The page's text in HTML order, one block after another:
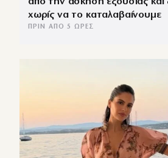
χωρίς να το καταλαβαίνουμε
ΠΡΙΝ ΑΠΌ 5 ΏΡΕΣ